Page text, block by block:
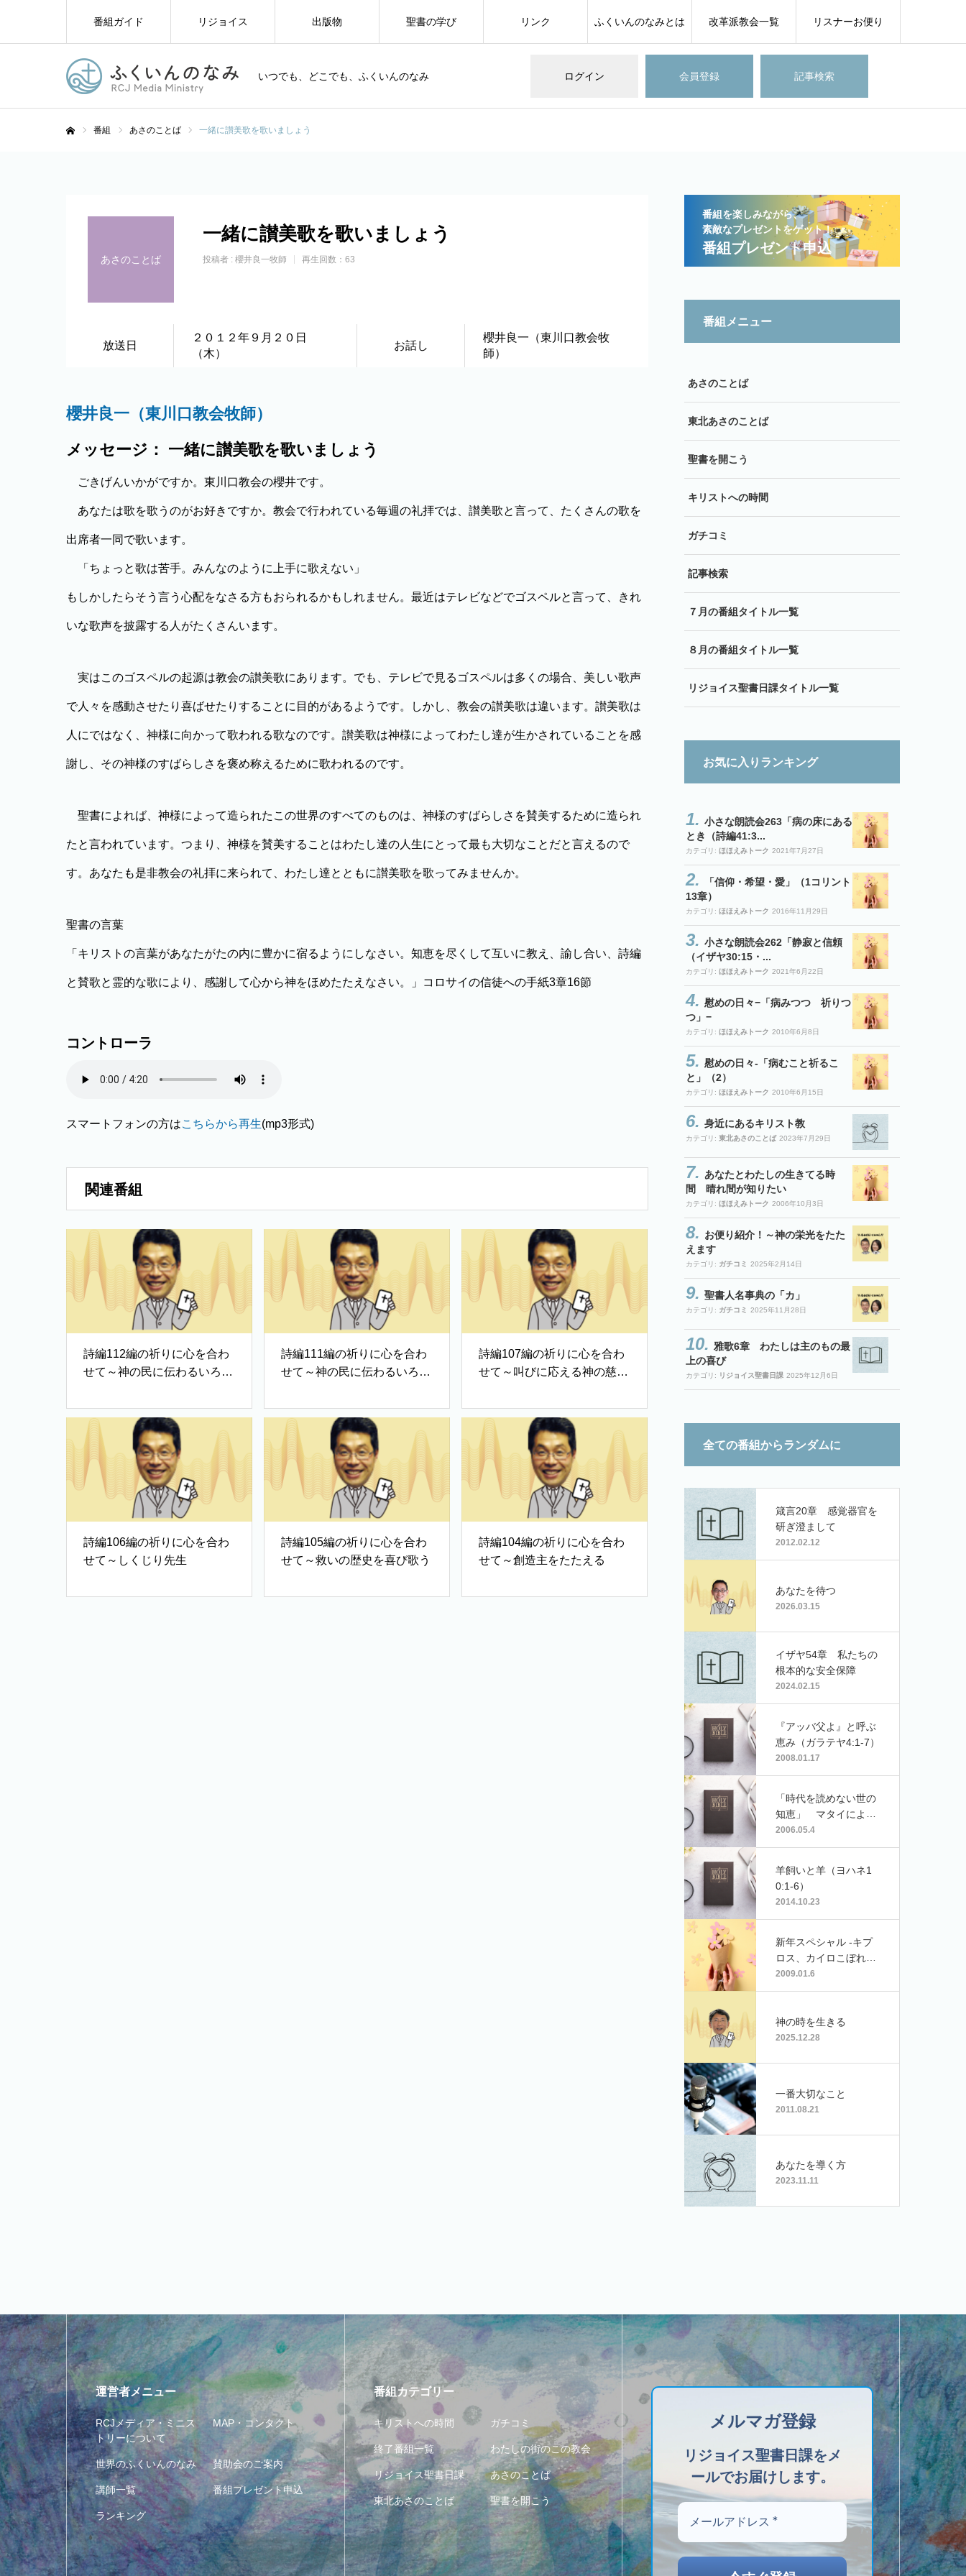
いつでも、どこでも、ふくいんのなみ ログイン 会員登録 記事検索
番組ガイド リジョイス 出版物 聖書の学び リンク ふくいんのなみとは 改革派教会一覧 リスナーお便り
番組 あさのことば 一緒に讃美歌を歌いましょう
あさのことば
一緒に讃美歌を歌いましょう
投稿者 : 櫻井良一牧師 再生回数：63
放送日
２０１２年９月２０日
（木）
お話し
櫻井良一（東川口教会牧
師）
櫻井良一（東川口教会牧師）
メッセージ： 一緒に讃美歌を歌いましょう
ごきげんいかがですか。東川口教会の櫻井です。
あなたは歌を歌うのがお好きですか。教会で行われている毎週の礼拝では、讃美歌と言って、たくさんの歌を
出席者一同で歌います。
「ちょっと歌は苦手。みんなのように上手に歌えない」
もしかしたらそう言う心配をなさる方もおられるかもしれません。最近はテレビなどでゴスペルと言って、きれ
いな歌声を披露する人がたくさんいます。
実はこのゴスペルの起源は教会の讃美歌にあります。でも、テレビで見るゴスペルは多くの場合、美しい歌声
で人々を感動させたり喜ばせたりすることに目的があるようです。しかし、教会の讃美歌は違います。讃美歌は
人にではなく、神様に向かって歌われる歌なのです。讃美歌は神様によってわたし達が生かされていることを感
謝し、その神様のすばらしさを褒め称えるために歌われるのです。
聖書によれば、神様によって造られたこの世界のすべてのものは、神様のすばらしさを賛美するために造られ
たと言われています。つまり、神様を賛美することはわたし達の人生にとって最も大切なことだと言えるので
す。あなたも是非教会の礼拝に来られて、わたし達とともに讃美歌を歌ってみませんか。
聖書の言葉
「キリストの言葉があなたがたの内に豊かに宿るようにしなさい。知恵を尽くして互いに教え、諭し合い、詩編
と賛歌と霊的な歌により、感謝して心から神をほめたたえなさい。」コロサイの信徒への手紙3章16節
コントローラ
スマートフォンの方はこちらから再生(mp3形式)
関連番組
詩編112編の祈りに心を合わ
せて～神の民に伝わるいろは
詩編111編の祈りに心を合わ
せて～神の民に伝わるいろは
詩編107編の祈りに心を合わ
せて～叫びに応える神の慈し
詩編106編の祈りに心を合わ
せて～しくじり先生
詩編105編の祈りに心を合わ
せて～救いの歴史を喜び歌う
詩編104編の祈りに心を合わ
せて～創造主をたたえる
番組を楽しみながら、
素敵なプレゼントをゲット！
番組プレゼント申込
番組メニュー
あさのことば
東北あさのことば
聖書を開こう
キリストへの時間
ガチコミ
記事検索
７月の番組タイトル一覧
８月の番組タイトル一覧
リジョイス聖書日課タイトル一覧
お気に入りランキング
小さな朗読会263「病の床にある
とき（詩編41:3...
カテゴリ: ほほえみトーク 2021年7月27日
「信仰・希望・愛」（1コリント
13章）
カテゴリ: ほほえみトーク 2016年11月29日
小さな朗読会262「静寂と信頼
（イザヤ30:15・...
カテゴリ: ほほえみトーク 2021年6月22日
慰めの日々−「病みつつ 祈りつ
つ」−
カテゴリ: ほほえみトーク 2010年6月8日
慰めの日々-「病むこと祈るこ
と」（2）
カテゴリ: ほほえみトーク 2010年6月15日
身近にあるキリスト教
カテゴリ: 東北あさのことば 2023年7月29日
あなたとわたしの生きてる時
間 晴れ間が知りたい
カテゴリ: ほほえみトーク 2006年10月3日
お便り紹介！～神の栄光をたた
えます
カテゴリ: ガチコミ 2025年2月14日
聖書人名事典の「カ」
カテゴリ: ガチコミ 2025年11月28日
雅歌6章 わたしは主のもの最
上の喜び
カテゴリ: リジョイス聖書日課 2025年12月6日
全ての番組からランダムに
箴言20章 感覚器官を
研ぎ澄まして
2012.02.12
あなたを待つ
2026.03.15
イザヤ54章 私たちの
根本的な安全保障
2024.02.15
『アッバ父よ』と呼ぶ
恵み（ガラテヤ4:1-7）
2008.01.17
「時代を読めない世の
知恵」 マタイによる
福音書 11章7節〜19
節
2006.05.4
羊飼いと羊（ヨハネ1
0:1-6）
2014.10.23
新年スペシャル -キプ
ロス、カイロこぼれ
話- 山下正雄ラジオ牧
師と共に
2009.01.6
神の時を生きる
2025.12.28
一番大切なこと
2011.08.21
あなたを導く方
2023.11.11
運営者メニュー
RCJメディア・ミニス
トリーについて
MAP・コンタクト
世界のふくいんのなみ 賛助会のご案内
講師一覧 番組プレゼント申込
ランキング
番組カテゴリー
キリストへの時間 ガチコミ
終了番組一覧 わたしの街のこの教会
リジョイス聖書日課 あさのことば
東北あさのことば 聖書を開こう
メルマガ登録
リジョイス聖書日課をメ
ールでお届けします。